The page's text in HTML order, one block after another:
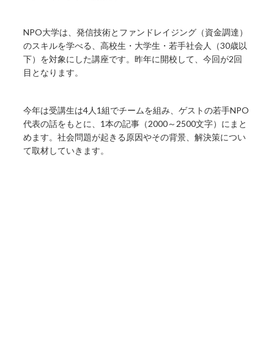
NPO大学は、発信技術とファンドレイジング（資金調達）
のスキルを学べる、高校生・大学生・若手社会人（30歳以
下）を対象にした講座です。昨年に開校して、今回が2回
目となります。
今年は受講生は4人1組でチームを組み、ゲストの若手NPO
代表の話をもとに、1本の記事（2000～2500文字）にまと
めます。社会問題が起きる原因やその背景、解決策につい
て取材していきます。